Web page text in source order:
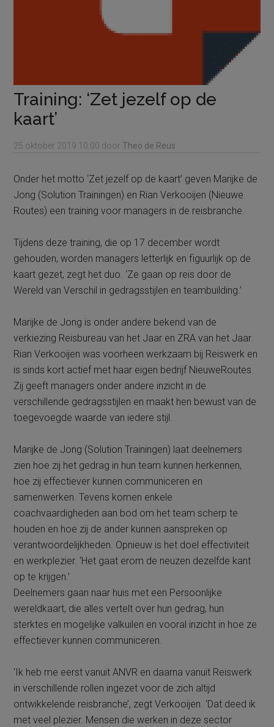
Training: ‘Zet jezelf op de
kaart’
25 oktober 2019 10:00 door Theo de Reus
Onder het motto ‘Zet jezelf op de kaart’ geven Marijke de
Jong (Solution Trainingen) en Rian Verkooijen (Nieuwe
Routes) een training voor managers in de reisbranche.
Tijdens deze training, die op 17 december wordt
gehouden, worden managers letterlijk en figuurlijk op de
kaart gezet, zegt het duo. ‘Ze gaan op reis door de
Wereld van Verschil in gedragsstijlen en teambuilding.’
Marijke de Jong is onder andere bekend van de
verkiezing Reisbureau van het Jaar en ZRA van het Jaar.
Rian Verkooijen was voorheen werkzaam bij Reiswerk en
is sinds kort actief met haar eigen bedrijf NieuweRoutes.
Zij geeft managers onder andere inzicht in de
verschillende gedragsstijlen en maakt hen bewust van de
toegevoegde waarde van iedere stijl.
Marijke de Jong (Solution Trainingen) laat deelnemers
zien hoe zij het gedrag in hun team kunnen herkennen,
hoe zij effectiever kunnen communiceren en
samenwerken. Tevens komen enkele
coachvaardigheden aan bod om het team scherp te
houden en hoe zij de ander kunnen aanspreken op
verantwoordelijkheden. Opnieuw is het doel effectiviteit
en werkplezier. ‘Het gaat erom de neuzen dezelfde kant
op te krijgen.’
Deelnemers gaan naar huis met een Persoonlijke
wereldkaart, die alles vertelt over hun gedrag, hun
sterktes en mogelijke valkuilen en vooral inzicht in hoe ze
effectiever kunnen communiceren.
‘Ik heb me eerst vanuit ANVR en daarna vanuit Reiswerk
in verschillende rollen ingezet voor de zich altijd
ontwikkelende reisbranche’, zegt Verkooijen. ‘Dat deed ik
met veel plezier. Mensen die werken in deze sector